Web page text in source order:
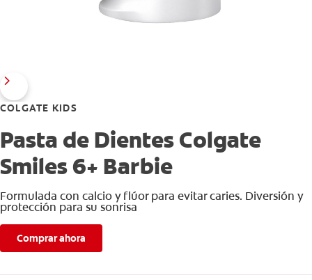
COLGATE KIDS
Pasta de Dientes Colgate
Smiles 6+ Barbie
Formulada con calcio y flúor para evitar caries. Diversión y
protección para su sonrisa
Comprar ahora